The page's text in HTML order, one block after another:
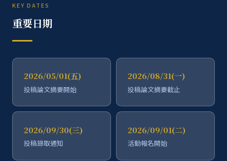
KEY DATES
重要日期
2026/05/01(五)
投稿論文摘要開始
2026/08/31(一)
投稿論文摘要截止
2026/09/30(三)
投稿錄取通知
2026/09/01(二)
活動報名開始